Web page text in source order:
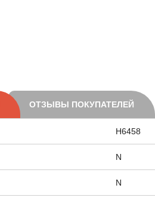
ОТЗЫВЫ ПОКУПАТЕЛЕЙ
H6458
N
N